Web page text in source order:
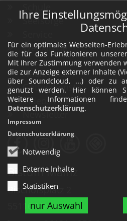
Ihre
Für ein optimales Webseiten-
die für das Funktionieren
Mit Ihrer Zustimmung verwenden
die zur Anzeige externer Inhalte
über Soundcloud, ...) oder zu
genutzt werden. Hier können
Weitere Informationen
Datenschutzerklärung.
Notwendig
Externe Inhalte
Statistiken
nur Auswahl
Impressum
Datenschutzerklärung
Schule
Seelsorge
Weltkirche
Nachrichten
Gottesdienste
Videos / Audios
Newsletter
Bistum Mainz
Bischofsplatz 2
55116Mainz